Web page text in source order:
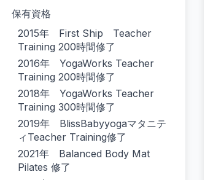
保有資格
2015年 First Ship Teacher
Training 200時間修了
2016年 YogaWorks Teacher
Training 200時間修了
2018年 YogaWorks Teacher
Training 300時間修了
2019年 BlissBabyyogaマタニテ
ィTeacher Training修了
2021年 Balanced Body Mat
Pilates 修了